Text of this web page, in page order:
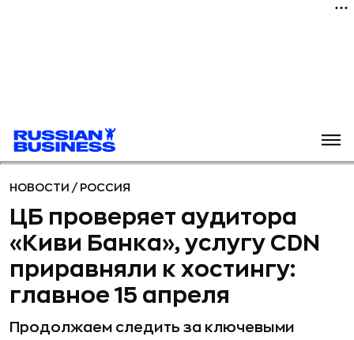
НОВОСТИ / РОССИЯ
ЦБ проверяет аудитора
«Киви Банка», услугу CDN
приравняли к хостингу:
главное 15 апреля
Продолжаем следить за ключевыми